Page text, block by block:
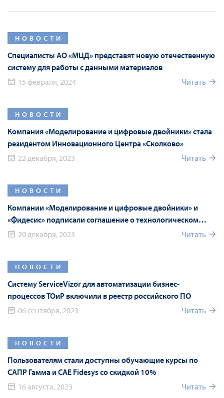
НОВОСТИ
Специалисты АО «МЦД» представят новую отечественную
систему для работы с данными материалов
15 февраля, 2024
Читать
НОВОСТИ
Компания «Моделирование и цифровые двойники» стала
резидентом Инновационного Центра «Сколково»
22 декабря, 2023
Читать
НОВОСТИ
Компании «Моделирование и цифровые двойники» и
«Фидесис» подписали соглашение о технологическом
партнерстве
20 декабря, 2023 Читать
НОВОСТИ
Систему ServiceVizor для автоматизации бизнес-
процессов ТОиР включили в реестр российского ПО
06 сентября, 2023
Читать
НОВОСТИ
Пользователям стали доступны обучающие курсы по
САПР Гамма и CAE Fidesys со скидкой 10%
16 августа, 2023
Читать